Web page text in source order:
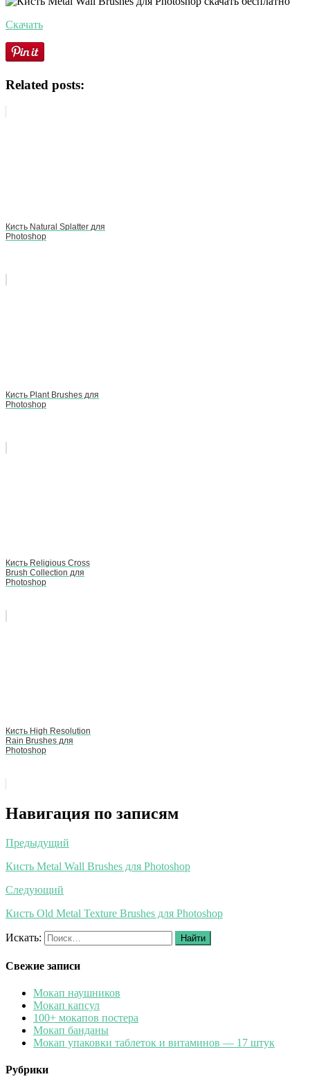
Скачать
Related posts:
Кисть Natural Splatter для
Photoshop
Кисть Plant Brushes для
Photoshop
Кисть Religious Cross
Brush Collection для
Photoshop
Кисть High Resolution
Rain Brushes для
Photoshop
Навигация по записям
Предыдущий
Кисть Metal Wall Brushes для Photoshop
Следующий
Кисть Old Metal Texture Brushes для Photoshop
Искать: Найти
Свежие записи
Мокап наушников
Мокап капсул
100+ мокапов постера
Мокап банданы
Мокап упаковки таблеток и витаминов — 17 штук
Рубрики